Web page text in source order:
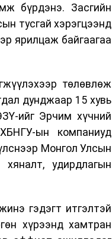
бүрдэнэ. Засгийн
тусгай хэрэгцээнд
ярилцаж байгаагаа
төлөвлөж
дунджаар 15 хувь
ийг Эрчим хүчний
ын компаниуд
Монгол Улсын
удирдлагын
гэдэгт итгэлтэй
хүрээнд хамтран